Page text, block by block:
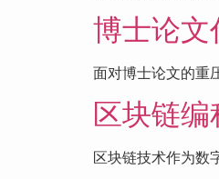
博士论文
面对博士论文的重
区块链
区块链技术作为数